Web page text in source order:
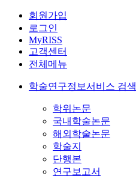
회원가입
로그인
MyRISS
고객센터
전체메뉴
학술연구정보서비스 검색
학위논문
국내학술논문
해외학술논문
학술지
단행본
연구보고서